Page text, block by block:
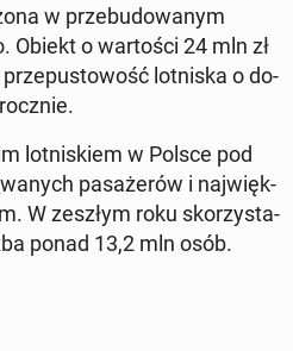
w prze­bu­do­wa­nym
Obiekt o war­to­ści 24 mln zł
lot­ni­ska o do­
lot­ni­skiem w Polsce pod
pa­sa­że­rów i naj­więk­
W zeszłym roku sko­rzy­sta­
ponad 13,2 mln osób.